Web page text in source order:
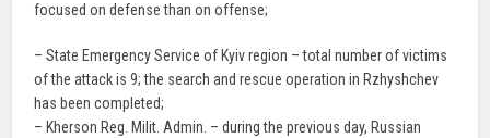
focused on defense than on offense;
– State Emergency Service of Kyiv region – total number of victims
of the attack is 9; the search and rescue operation in Rzhyshchev
has been completed;
– Kherson Reg. Milit. Admin. – during the previous day, Russian